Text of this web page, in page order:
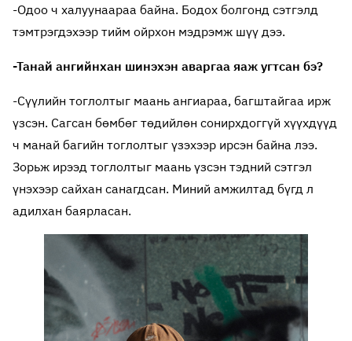
-Одоо ч халуунаараа байна. Бодох болгонд сэтгэлд
тэмтрэгдэхээр тийм ойрхон мэдрэмж шүү дээ.
-Танай ангийнхан шинэхэн аваргаа яаж угтсан бэ?
-Сүүлийн тоглолтыг маань ангиараа, багштайгаа ирж
үзсэн. Сагсан бөмбөг төдийлөн сонирхдоггүй хүүхдүүд
ч манай багийн тоглолтыг үзэхээр ирсэн байна лээ.
Зорьж ирээд тоглолтыг маань үзсэн тэдний сэтгэл
үнэхээр сайхан санагдсан. Миний амжилтад бүгд л
адилхан баярласан.